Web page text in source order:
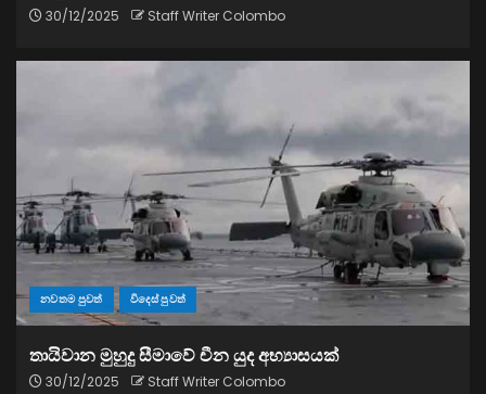
30/12/2025 Staff Writer Colombo
නවතම පුවත් විදෙස් පුවත්
තායිවාන මුහුදු සීමාවේ චීන යුද අභ්‍යාසයක්
30/12/2025 Staff Writer Colombo